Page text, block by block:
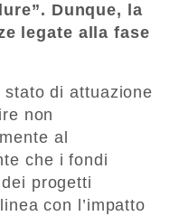
Dunque, la
legate alla fase
di attuazione
non
al
che i fondi
progetti
con l’impatto